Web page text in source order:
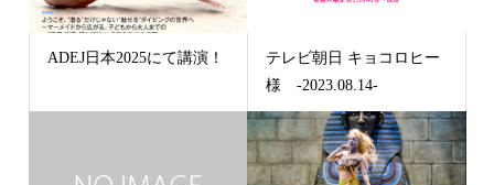
ADEJ日本2025にて講演！
テレビ朝日 キョコロヒー
様 -2023.08.14-